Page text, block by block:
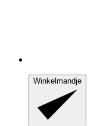
Winkelmandje